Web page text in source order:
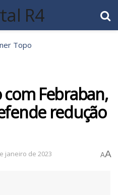
Febraban,
redução
janeiro de 2023 AA